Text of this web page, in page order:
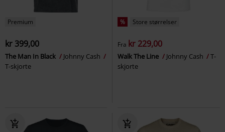
Premium
kr 399,00
The Man In Black
Johnny Cash
T-skjorte
% Store størrelser
Fra kr 229,00
Walk The Line Johnny Cash
T-
skjorte